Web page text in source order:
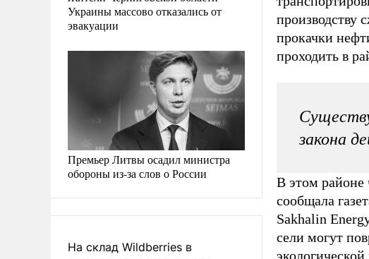
Украины массово отказались от
эвакуации
Премьер Литвы осадил министра
обороны из-за слов о России
На склад Wildberries в
производству
прокачки
проходить в
закона
В этом районе
сообщала
Sakhalin
сели могут